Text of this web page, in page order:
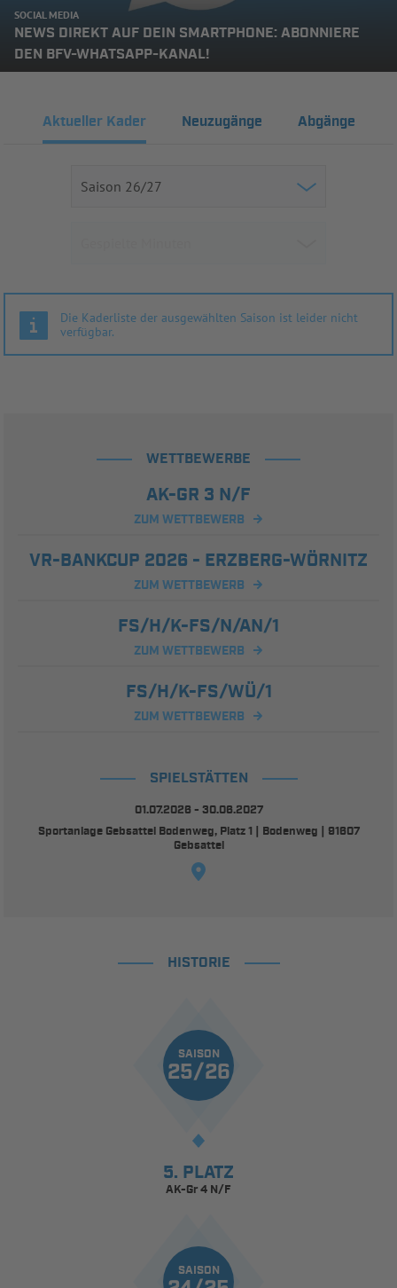
SOCIAL MEDIA
NEWS DIREKT AUF DEIN SMARTPHONE: ABONNIERE
DEN BFV-WHATSAPP-KANAL!
Aktueller Kader Neuzugänge Abgänge
Die Kaderliste der ausgewählten Saison ist leider nicht
verfügbar.
WETTBEWERBE
AK-GR 3 N/F
ZUM WETTBEWERB
VR-BANKCUP 2026 - ERZBERG-WÖRNITZ
ZUM WETTBEWERB
FS/H/K-FS/N/AN/1
ZUM WETTBEWERB
FS/H/K-FS/WÜ/1
ZUM WETTBEWERB
SPIELSTÄTTEN
01.07.2026 - 30.06.2027
Sportanlage Gebsattel Bodenweg, Platz 1 | Bodenweg | 91607
Gebsattel
HISTORIE
SAISON
25/26
5. PLATZ
AK-Gr 4 N/F
SAISON